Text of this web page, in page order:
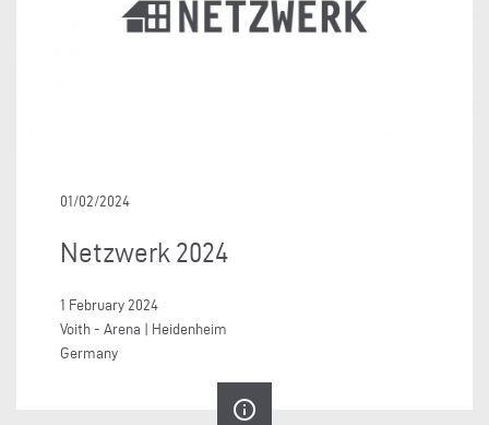
01/02/2024
Netzwerk 2024
1 February 2024
Voith - Arena | Heidenheim
Germany
info_outline